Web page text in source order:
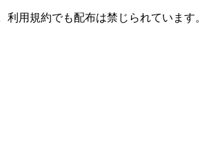
用規約でも配布は禁じられています。